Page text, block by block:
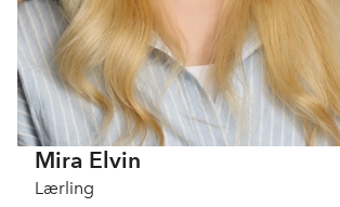
Mira Elvin
Lærling